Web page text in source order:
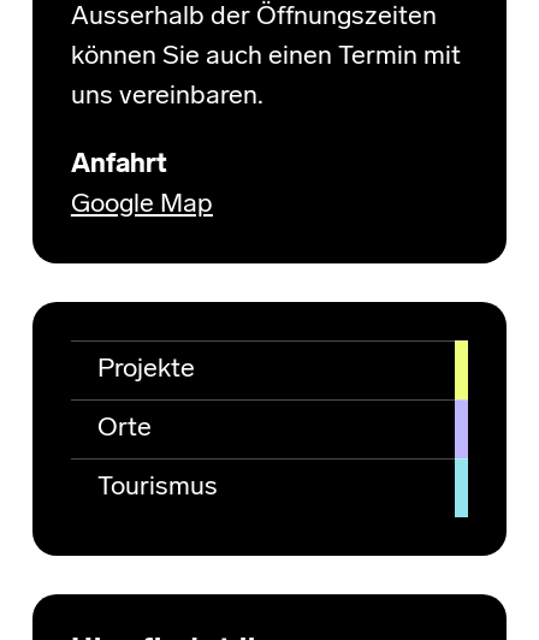
Ausserhalb der Öffnungszeiten
können Sie auch einen Termin mit
uns vereinbaren.
Anfahrt
Google Map
Projekte
Orte
Tourismus